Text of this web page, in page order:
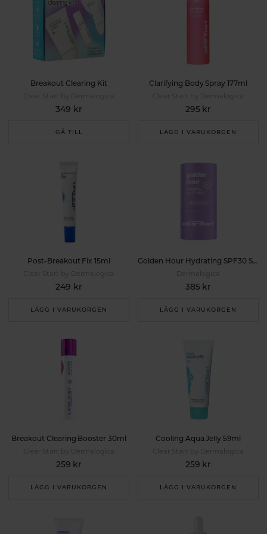
Breakout Clearing Kit
Clear Start by Dermalogica
349 kr
GÅ TILL
Clarifying Body Spray 177ml
Clear Start by Dermalogica
295 kr
LÄGG I VARUKORGEN
Post-Breakout Fix 15ml
Clear Start by Dermalogica
249 kr
LÄGG I VARUKORGEN
Golden Hour Hydrating SPF30 Stick 19g
385 kr
LÄGG I VARUKORGEN
Breakout Clearing Booster 30ml
Clear Start by Dermalogica
259 kr
LÄGG I VARUKORGEN
Cooling Aqua Jelly 59ml
Clear Start by Dermalogica
259 kr
LÄGG I VARUKORGEN